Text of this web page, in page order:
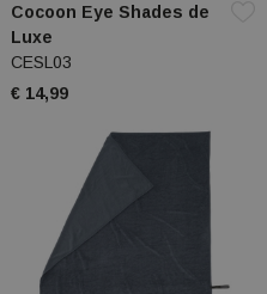
Cocoon Eye Shades de
Luxe
CESL03
€ 14,99